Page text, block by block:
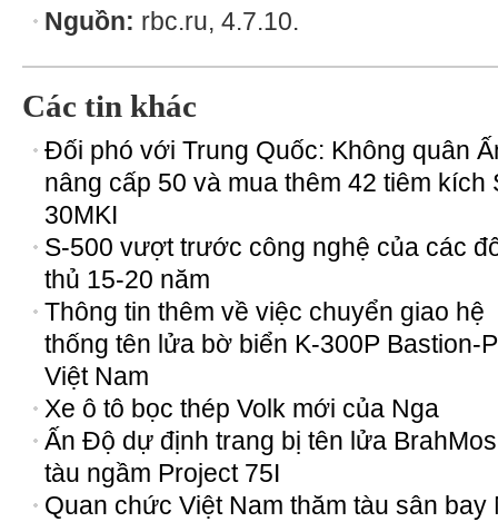
Nguồn: rbc.ru, 4.7.10.
Các tin khác
Đối phó với Trung Quốc: Không quân
nâng cấp 50 và mua thêm 42 tiêm kích
30MKI
S-500 vượt trước công nghệ của các
thủ 15-20 năm
Thông tin thêm về việc chuyển giao hệ
thống tên lửa bờ biển K-300P Bastion-
Việt Nam
Xe ô tô bọc thép Volk mới của Nga
Ấn Độ dự định trang bị tên lửa
tàu ngầm Project 75I
Quan chức Việt Nam thăm tàu sân bay